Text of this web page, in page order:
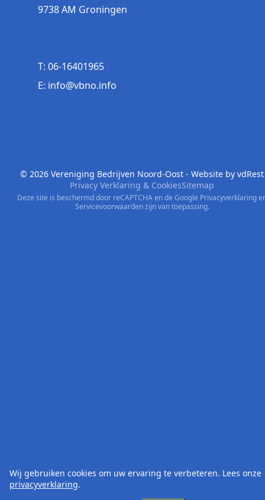
9738 AM Groningen
T: 06-16401965
E: info@vbno.info
© 2026 Vereniging Bedrijven Noord-Oost - Website by vdRest
Privacy Verklaring & CookiesSitemap
Deze site is beschermd door reCAPTCHA en de Google Privacyverklaring
Servicevoorwaardenzijn van toepassing.
Wij gebruiken cookies om uw ervaring te verbeteren. Lees onze
privacyverklaring.